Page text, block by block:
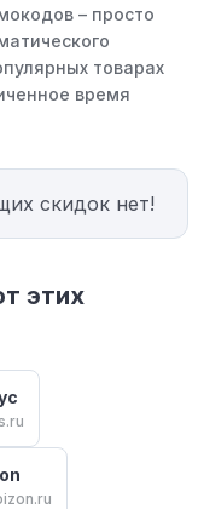
– просто
товарах
время
скидок нет!
этих